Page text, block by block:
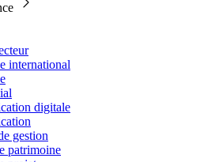
international
digitale
gestion
patrimoine